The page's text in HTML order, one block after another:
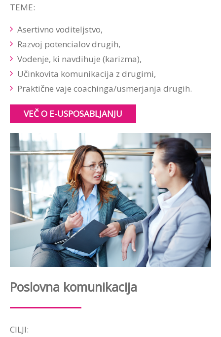
TEME:
Asertivno voditeljstvo,
Razvoj potencialov drugih,
Vodenje, ki navdihuje (karizma),
Učinkovita komunikacija z drugimi,
Praktične vaje coachinga/usmerjanja drugih.
VEČ O E-USPOSABLJANJU
Poslovna komunikacija
CILJI: